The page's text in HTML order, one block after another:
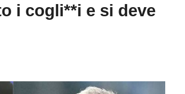
i cogli**i e si deve